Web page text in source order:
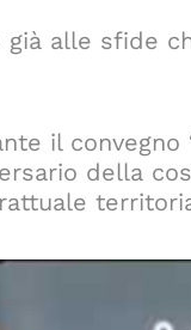
alle sfide
il convegno
della